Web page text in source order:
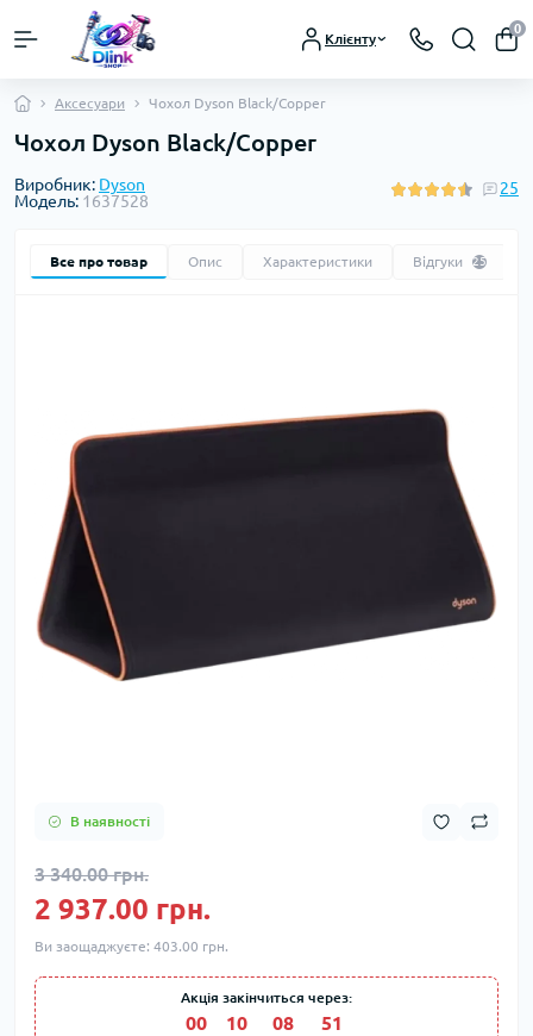
Клієнту
0
Аксесуари Чохол Dyson Black/Copper
Чохол Dyson Black/Copper
Виробник: Dyson
Модель: 1637528
25
Все про товар Опис Характеристики Відгуки 25
В наявності
3 340.00 грн.
2 937.00 грн.
Ви заощаджуєте: 403.00 грн.
Акція закінчиться через:
00 10 08 50